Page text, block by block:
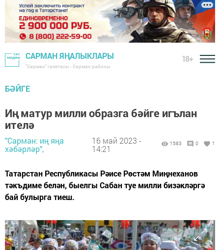
САРМАН ЯҢАЛЫКЛАРЫ
"Сарман" газетасы - Сарман районы
18+
БӘЙГЕ
Иң матур милли образга бәйге игълан
ителә
"Сарман: иң яңа
хәбәрләр",
16 май 2023 -
14:21
1583 0 1
Татарстан Республикасы Рәисе Рөстәм Миңнеханов
тәкъдиме белән, быелгы Сабан туе милли бизәкләргә
бай булырга тиеш.